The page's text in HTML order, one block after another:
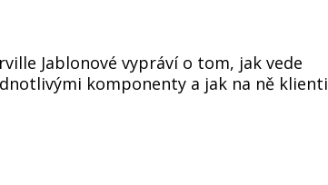
Jablonové vypráví o tom, jak vede
komponenty a jak na ně klienti